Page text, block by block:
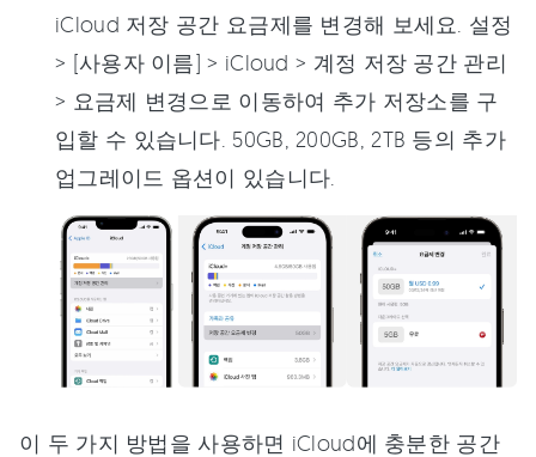
iCloud 저장 공간 요금제를 변경해 보세요. 설정
> [사용자 이름] > iCloud > 계정 저장 공간 관리
> 요금제 변경으로 이동하여 추가 저장소를 구
입할 수 있습니다. 50GB, 200GB, 2TB 등의 추가
업그레이드 옵션이 있습니다.
이 두 가지 방법을 사용하면 iCloud에 충분한 공간